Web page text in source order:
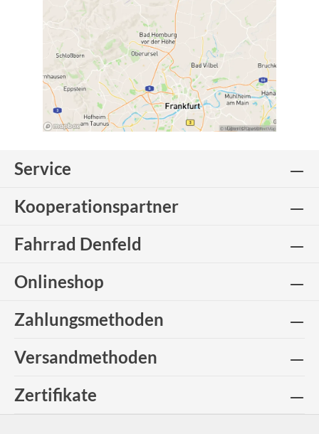
Service
Kooperationspartner
Fahrrad Denfeld
Onlineshop
Zahlungsmethoden
Versandmethoden
Zertifikate